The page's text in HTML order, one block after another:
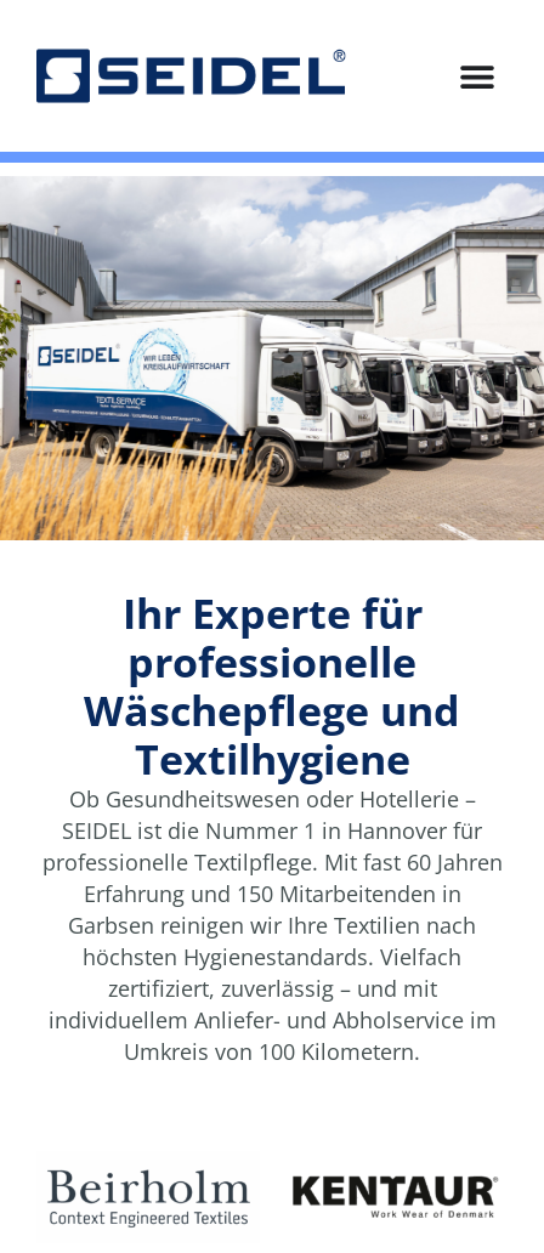
Ihr Experte für
professionelle
Wäschepflege und
Textilhygiene
Ob Gesundheitswesen oder Hotellerie –
SEIDEL ist die Nummer 1 in Hannover für
professionelle Textilpflege. Mit fast 60 Jahren
Erfahrung und 150 Mitarbeitenden in
Garbsen reinigen wir Ihre Textilien nach
höchsten Hygienestandards. Vielfach
zertifiziert, zuverlässig – und mit
individuellem Anliefer- und Abholservice im
Umkreis von 100 Kilometern.